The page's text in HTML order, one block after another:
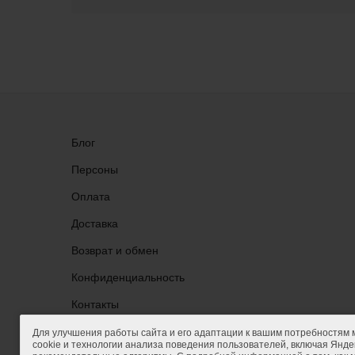
Блог
Персоны
Оплата
Доставка
Возврат и обмен
Конфиденциальность
Контакты
Группа ВКонтакте
Для улучшения работы сайта и его адаптации к вашим
cookie и технологии анализа поведения пользователей, включая